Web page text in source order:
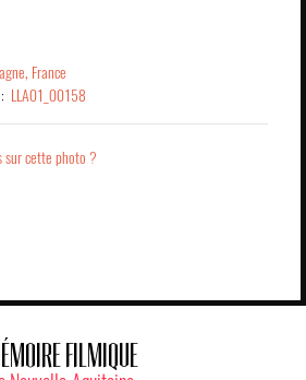
France
LLA01_00158
sur cette photo ?
FILMIQUE